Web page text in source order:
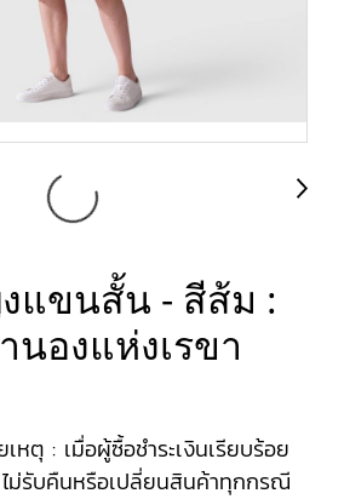
แขนสั้น - สีส้ม :
นองแห่งเรขา
หตุ : เมื่อผู้ซื้อชำระเงินเรียบร้อย
ม่รับคืนหรือเปลี่ยนสินค้าทุกกรณี